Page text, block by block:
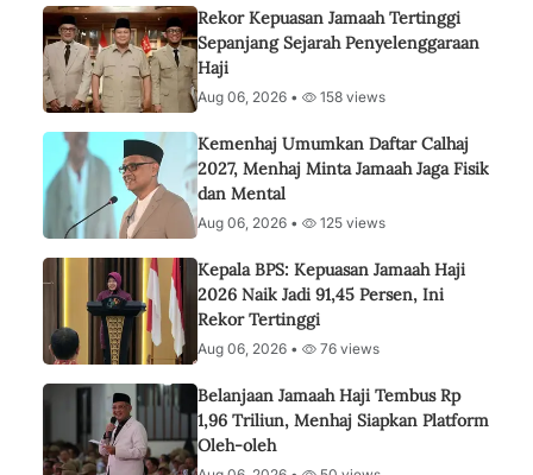
Rekor Kepuasan Jamaah Tertinggi
Sepanjang Sejarah Penyelenggaraan
Haji
Aug 06, 2026 • 158 views
Kemenhaj Umumkan Daftar Calhaj
2027, Menhaj Minta Jamaah Jaga Fisik
dan Mental
Aug 06, 2026 • 125 views
Kepala BPS: Kepuasan Jamaah Haji
2026 Naik Jadi 91,45 Persen, Ini
Rekor Tertinggi
Aug 06, 2026 • 76 views
Belanjaan Jamaah Haji Tembus Rp
1,96 Triliun, Menhaj Siapkan Platform
Oleh-oleh